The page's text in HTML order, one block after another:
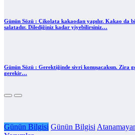
Günün Sözü : Çikolata kakaodan yapılır. Kakao da
salatadır. Dilediğiniz kadar yiyebilirsiniz…
Günün Sözü : Gerektiğinde sivri konuşacaksın. Zira
gerekir…
Günün Bilgisi Günün Bilgisi